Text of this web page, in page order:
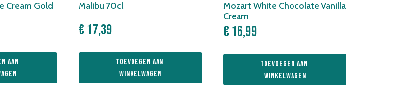
Cream Gold
aan
Malibu 70cl
€17,39
Toevoegen aan
winkelwagen
Mozart White Chocolate Vanilla
Cream
€16,99
Toevoegen aan
winkelwagen